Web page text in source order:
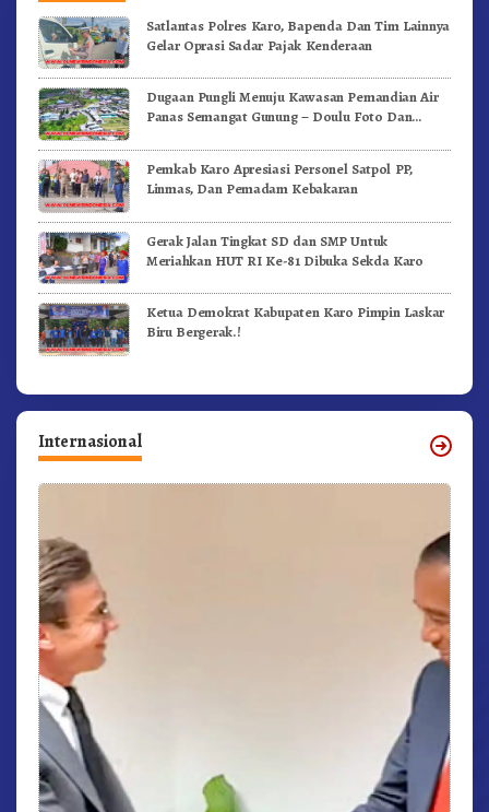
Satlantas Polres Karo, Bapenda Dan Tim Lainnya
Gelar Oprasi Sadar Pajak Kenderaan
Dugaan Pungli Menuju Kawasan Pemandian Air
Panas Semangat Gunung – Doulu Foto Dan
Pemkab Karo Apresiasi Personel Satpol PP,
Linmas, Dan Pemadam Kebakaran
Gerak Jalan Tingkat SD dan SMP Untuk
Meriahkan HUT RI Ke-81 Dibuka Sekda Karo
Ketua Demokrat Kabupaten Karo Pimpin Laskar
Biru Bergerak.!
Internasional